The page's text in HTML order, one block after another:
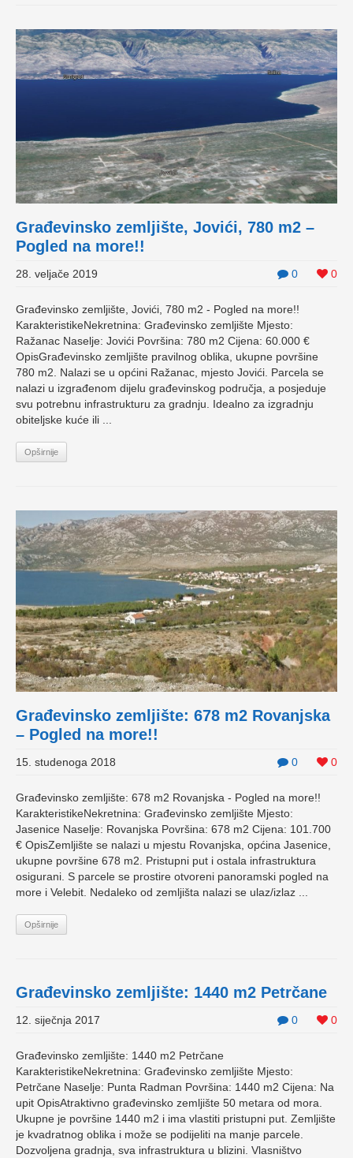
Građevinsko zemljište, Jovići, 780 m2 –
Pogled na more!!
0 0
28. veljače 2019
Građevinsko zemljište, Jovići, 780 m2 - Pogled na more!!
KarakteristikeNekretnina: Građevinsko zemljište Mjesto:
Ražanac Naselje: Jovići Površina: 780 m2 Cijena: 60.000 €
OpisGrađevinsko zemljište pravilnog oblika, ukupne površine
780 m2. Nalazi se u općini Ražanac, mjesto Jovići. Parcela se
nalazi u izgrađenom dijelu građevinskog područja, a posjeduje
svu potrebnu infrastrukturu za gradnju. Idealno za izgradnju
obiteljske kuće ili ...
Opširnije
Građevinsko zemljište: 678 m2 Rovanjska
– Pogled na more!!
0 0
15. studenoga 2018
Građevinsko zemljište: 678 m2 Rovanjska - Pogled na more!!
KarakteristikeNekretnina: Građevinsko zemljište Mjesto:
Jasenice Naselje: Rovanjska Površina: 678 m2 Cijena: 101.700
€ OpisZemljište se nalazi u mjestu Rovanjska, općina Jasenice,
ukupne površine 678 m2. Pristupni put i ostala infrastruktura
osigurani. S parcele se prostire otvoreni panoramski pogled na
more i Velebit. Nedaleko od zemljišta nalazi se ulaz/izlaz ...
Opširnije
Građevinsko zemljište: 1440 m2 Petrčane
0 0
12. siječnja 2017
Građevinsko zemljište: 1440 m2 Petrčane
KarakteristikeNekretnina: Građevinsko zemljište Mjesto:
Petrčane Naselje: Punta Radman Površina: 1440 m2 Cijena: Na
upit OpisAtraktivno građevinsko zemljište 50 metara od mora.
Ukupne je površine 1440 m2 i ima vlastiti pristupni put. Zemljište
je kvadratnog oblika i može se podijeliti na manje parcele.
Dozvoljena gradnja, sva infrastruktura u blizini. Vlasništvo